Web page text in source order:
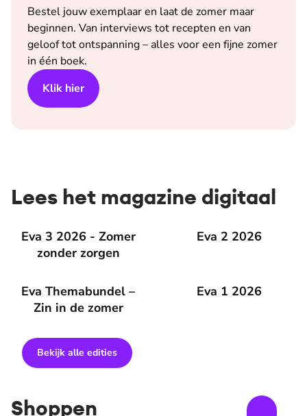
Bestel jouw exemplaar en laat de zomer maar
beginnen. Van interviews tot recepten en van
geloof tot ontspanning – alles voor een fijne zomer
in één boek.
Klik hier
Lees het magazine digitaal
Eva 3 2026 - Zomer
zonder zorgen
Eva 3 2026 - Zomer zonder zorgen Eva 2 2026
Eva 2 2026
Eva Themabundel –
Zin in de zomer
Eva Themabundel – Zin in de zomer Eva 1 2026
Eva 1 2026
Bekijk alle edities
Shoppen